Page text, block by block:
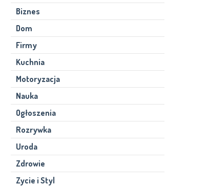
Biznes
Dom
Firmy
Kuchnia
Motoryzacja
Nauka
Ogłoszenia
Rozrywka
Uroda
Zdrowie
Zycie i Styl